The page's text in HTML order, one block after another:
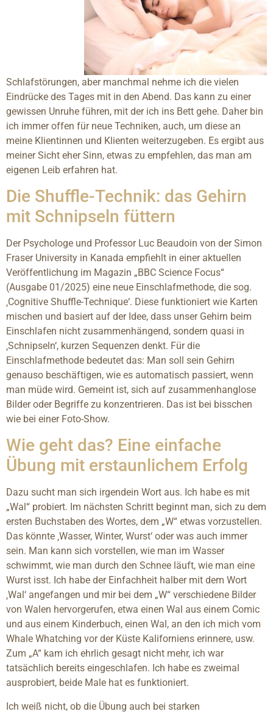
Schlafstörungen, aber manchmal nehme ich die vielen
Eindrücke des Tages mit in den Abend. Das kann zu einer
gewissen Unruhe führen, mit der ich ins Bett gehe. Daher bin
ich immer offen für neue Techniken, auch, um diese an
meine Klientinnen und Klienten weiterzugeben. Es ergibt aus
meiner Sicht eher Sinn, etwas zu empfehlen, das man am
eigenen Leib erfahren hat.
Die Shuffle-Technik: das Gehirn
mit Schnipseln füttern
Der Psychologe und Professor Luc Beaudoin von der Simon
Fraser University in Kanada empfiehlt in einer aktuellen
Veröffentlichung im Magazin „BBC Science Focus“
(Ausgabe 01/2025) eine neue Einschlafmethode, die sog.
‚Cognitive Shuffle-Technique‘. Diese funktioniert wie Karten
mischen und basiert auf der Idee, dass unser Gehirn beim
Einschlafen nicht zusammenhängend, sondern quasi in
‚Schnipseln‘, kurzen Sequenzen denkt. Für die
Einschlafmethode bedeutet das: Man soll sein Gehirn
genauso beschäftigen, wie es automatisch passiert, wenn
man müde wird. Gemeint ist, sich auf zusammenhanglose
Bilder oder Begriffe zu konzentrieren. Das ist bei bisschen
wie bei einer Foto-Show.
Wie geht das? Eine einfache
Übung mit erstaunlichem Erfolg
Dazu sucht man sich irgendein Wort aus. Ich habe es mit
„Wal“ probiert. Im nächsten Schritt beginnt man, sich zu dem
ersten Buchstaben des Wortes, dem „W“ etwas vorzustellen.
Das könnte ‚Wasser, Winter, Wurst‘ oder was auch immer
sein. Man kann sich vorstellen, wie man im Wasser
schwimmt, wie man durch den Schnee läuft, wie man eine
Wurst isst. Ich habe der Einfachheit halber mit dem Wort
‚Wal‘ angefangen und mir bei dem „W“ verschiedene Bilder
von Walen hervorgerufen, etwa einen Wal aus einem Comic
und aus einem Kinderbuch, einen Wal, an den ich mich vom
Whale Whatching vor der Küste Kaliforniens erinnere, usw.
Zum „A“ kam ich ehrlich gesagt nicht mehr, ich war
tatsächlich bereits eingeschlafen. Ich habe es zweimal
ausprobiert, beide Male hat es funktioniert.
Ich weiß nicht, ob die Übung auch bei starken